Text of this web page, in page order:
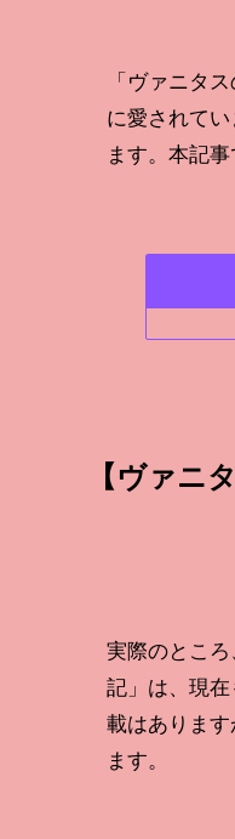
「ヴァニタ
に愛されて
ます。本記
【ヴァニ
実際のとこ
記」は、現
載はありま
ます。